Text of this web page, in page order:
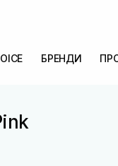
БРЕНДИ